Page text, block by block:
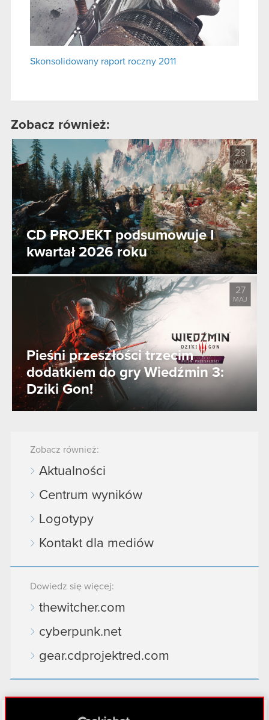
Skonsolidowany raport roczny 2011
Zobacz również:
CD PROJEKT podsumowuje I
kwartał 2026 roku
28
MAJ
Pieśni przeszłości trzecim
dodatkiem do gry Wiedźmin 3:
Dziki Gon!
27
MAJ
Zobacz również:
Aktualności
Centrum wyników
Logotypy
Kontakt dla mediów
Dowiedz się więcej:
thewitcher.com
cyberpunk.net
gear.cdprojektred.com